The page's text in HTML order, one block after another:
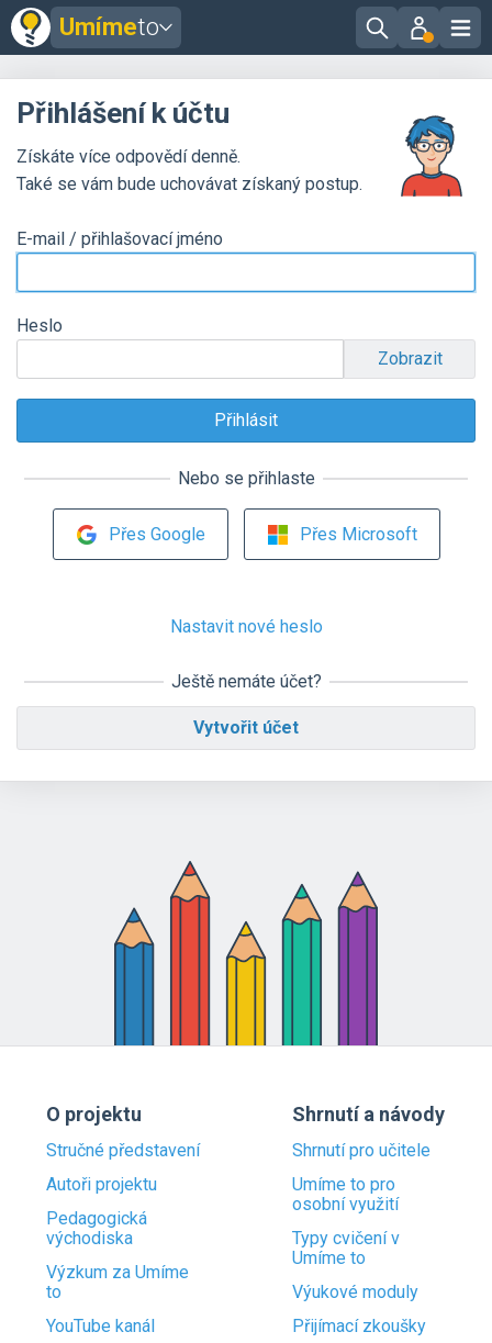
Umímeto
Přihlášení k účtu
Získáte více odpovědí denně.
Také se vám bude uchovávat získaný postup.
E-mail / přihlašovací jméno
Heslo
Zobrazit
Nebo se přihlaste
Přes Google Přes Microsoft
Nastavit nové heslo
Ještě nemáte účet?
Vytvořit účet
O projektu
Stručné představení
Autoři projektu
Pedagogická
východiska
Výzkum za Umíme
to
YouTube kanál
Shrnutí a návody
Shrnutí pro učitele
Umíme to pro
osobní využití
Typy cvičení v
Umíme to
Výukové moduly
Přijímací zkoušky